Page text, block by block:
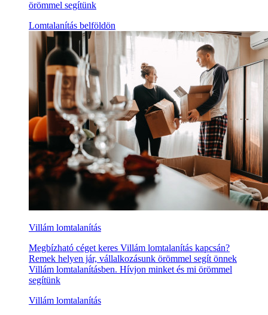
örömmel segítünk
Lomtalanítás belföldön
Villám lomtalanítás
Megbízható céget keres Villám lomtalanítás kapcsán?
Remek helyen jár, vállalkozásunk örömmel segít önnek
Villám lomtalanításben. Hívjon minket és mi örömmel
segítünk
Villám lomtalanítás